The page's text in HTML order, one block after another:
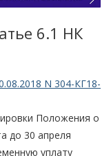
6.1 НК
N 304-КГ18-
Положения о
до 30 апреля
уплату